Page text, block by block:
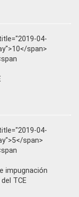
04-
span>
04-
span>
impugnación
TCE